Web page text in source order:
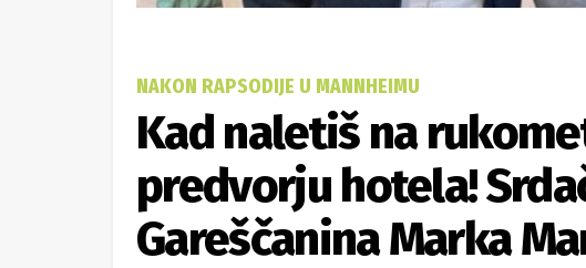
NAKON RAPSODIJE U MANNHEIMU
Kad naletiš na
predvorju hotela!
Gareščanina Marka